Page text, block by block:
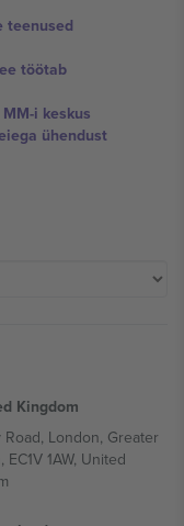
teenused
töötab
i keskus
ühendust
Kingdom
Road, London, Greater
EC1V 1AW, United